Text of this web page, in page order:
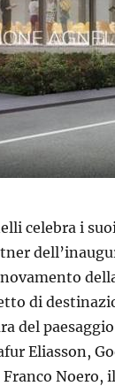
celebra i
di
del
Eliasson,
Franco